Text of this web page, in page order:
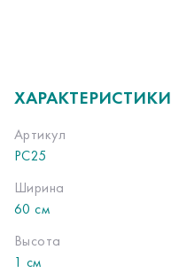
ХАРАКТЕРИСТИКИ
Артикул
РС25
Ширина
60 см
Высота
1 см